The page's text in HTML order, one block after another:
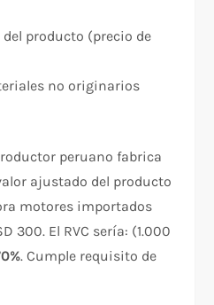
del producto (precio de
no originarios
peruano fabrica
ajustado del producto
motores importados
300. El RVC sería: (1.000
. Cumple requisito de